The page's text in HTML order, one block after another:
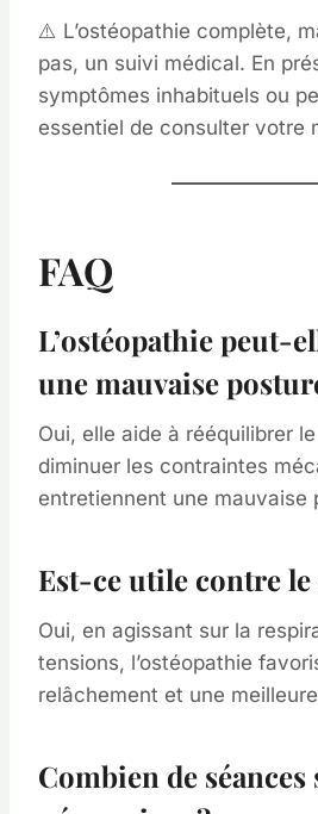
⚠️ L’ostéopathie complète,
pas, un suivi médical. En
symptômes inhabituels ou
essentiel de consulter votre
FAQ
L’ostéopathie peut-
une mauvaise
Oui, elle aide à rééquilibrer
diminuer les contraintes
entretiennent une mauvaise
Est-ce utile contre le
Oui, en agissant sur la
tensions, l’ostéopathie
relâchement et une
Combien de séances